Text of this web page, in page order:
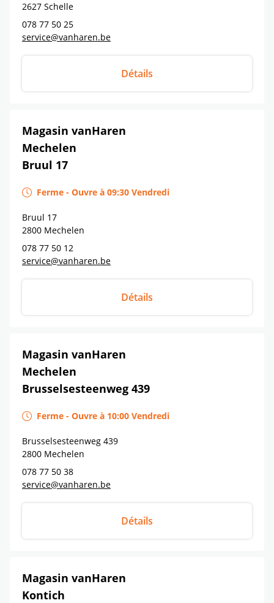
2627 Schelle
078 77 50 25
service@vanharen.be
Détails
Magasin vanHaren
Mechelen
Bruul 17
Ferme - Ouvre à 09:30 Vendredi
Bruul 17
2800 Mechelen
078 77 50 12
service@vanharen.be
Détails
Magasin vanHaren
Mechelen
Brusselsesteenweg 439
Ferme - Ouvre à 10:00 Vendredi
Brusselsesteenweg 439
2800 Mechelen
078 77 50 38
service@vanharen.be
Détails
Magasin vanHaren
Kontich